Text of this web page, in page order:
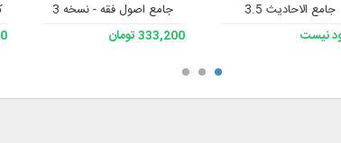
جامع الاحادیث 3.5
نیست
جامع اصول فقه - نسخه 3
333,200 تومان